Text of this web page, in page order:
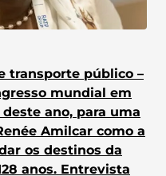
transporte público –
mundial em
ano, para uma
Amilcar como a
os destinos da
anos. Entrevista